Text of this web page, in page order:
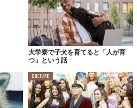
Licensed material used with permission by Dave Meinert
TABI LABO
、もっと広いはずだ。
大学寮で子犬を育てると「人が育
つ」という話
CULTURE